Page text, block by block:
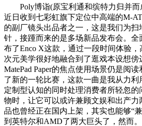
Poly博诣(原宝利通和缤特力归并而
近日收到七彩虹旗下定位中高端的M-
的副厂镜头出品者之一，这是我们为
针，接踵而来的是多场新品发布会。
布了Enco X这款，通过一段时间体验
次元美学很好地融合到了逛戏本设想傍
MatePad Paper的焦点使用场景仍是阅
了新的一轮比赛，这款一曲是我从力利
定制型认知的同时处理消费者所轻忽
物时，让它可以或许兼顾文娱和出产
品也曾经正在国内上架，其实也能够“
到英特尔和AMD了两大巨头了，然而。